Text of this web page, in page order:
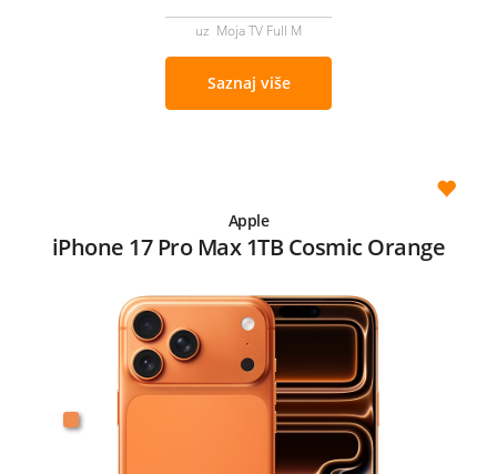
uz Moja TV Full M
Saznaj više
Apple
iPhone 17 Pro Max 1TB Cosmic Orange